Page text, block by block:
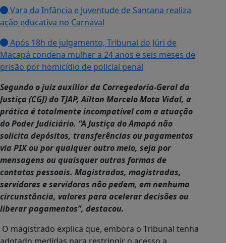
Vara da Infância e Juventude de Santana realiza
ação educativa no Carnaval
Após 18h de julgamento, Tribunal do Júri de
Macapá condena mulher a 24 anos e seis meses de
prisão por homicídio de policial penal
Segundo o juiz auxiliar da Corregedoria-Geral da
Justiça (CGJ) do TJAP, Ailton Marcelo Mota Vidal, a
prática é totalmente incompatível com a atuação
do Poder Judiciário. “A Justiça do Amapá não
solicita depósitos, transferências ou pagamentos
via PIX ou por qualquer outro meio, seja por
mensagens ou quaisquer outras formas de
contatos pessoais. Magistrados, magistradas,
servidores e servidoras não pedem, em nenhuma
circunstância, valores para acelerar decisões ou
liberar pagamentos”, destacou.
O magistrado explica que, embora o Tribunal tenha